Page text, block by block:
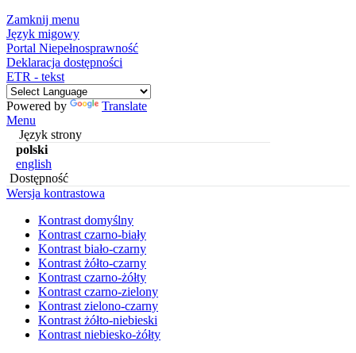
Zamknij menu
Język migowy
Portal Niepełnosprawność
Deklaracja dostępności
ETR - tekst
Powered by
Translate
Menu
Język strony
polski
english
Dostępność
Wersja kontrastowa
Kontrast domyślny
Kontrast czarno-biały
Kontrast biało-czarny
Kontrast żółto-czarny
Kontrast czarno-żółty
Kontrast czarno-zielony
Kontrast zielono-czarny
Kontrast żółto-niebieski
Kontrast niebiesko-żółty